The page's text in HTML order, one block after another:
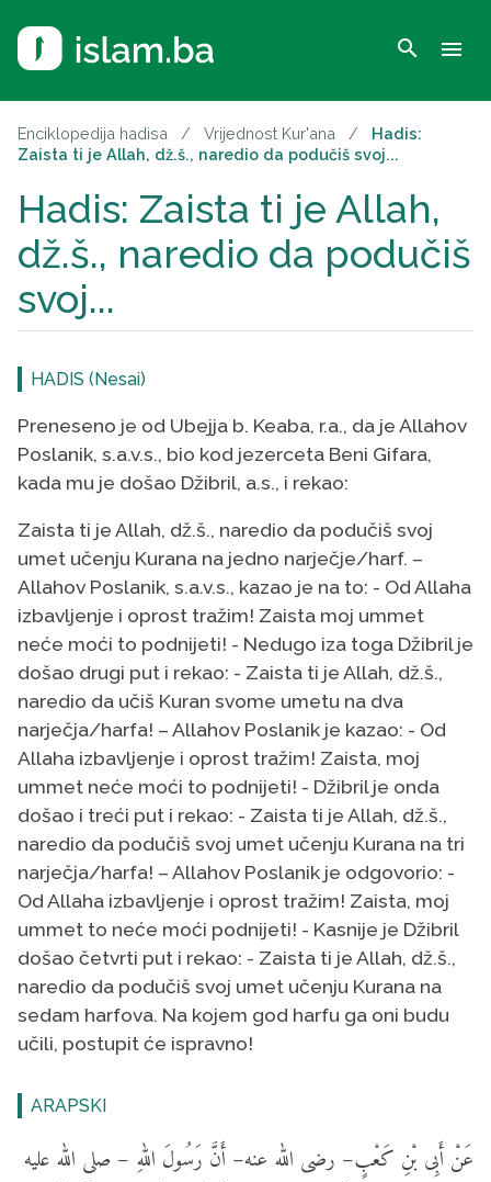
search menu
Enciklopedija hadisa / Vrijednost Kur'ana /
Hadis:
Zaista ti je Allah, dž.š., naredio da podučiš svoj...
Hadis: Zaista ti je Allah,
dž.š., naredio da podučiš
svoj...
HADIS (Nesai)
Preneseno je od Ubejja b. Keaba, r.a., da je Allahov
Poslanik, s.a.v.s., bio kod jezerceta Beni Gifara,
kada mu je došao Džibril, a.s., i rekao:
Zaista ti je Allah, dž.š., naredio da podučiš svoj
umet učenju Kurana na jedno narječje/harf. –
Allahov Poslanik, s.a.v.s., kazao je na to: - Od Allaha
izbavljenje i oprost tražim! Zaista moj ummet
neće moći to podnijeti! - Nedugo iza toga Džibril je
došao drugi put i rekao: - Zaista ti je Allah, dž.š.,
naredio da učiš Kuran svome umetu na dva
narječja/harfa! – Allahov Poslanik je kazao: - Od
Allaha izbavljenje i oprost tražim! Zaista, moj
ummet neće moći to podnijeti! - Džibril je onda
došao i treći put i rekao: - Zaista ti je Allah, dž.š.,
naredio da podučiš svoj umet učenju Kurana na tri
narječja/harfa! – Allahov Poslanik je odgovorio: -
Od Allaha izbavljenje i oprost tražim! Zaista, moj
ummet to neće moći podnijeti! - Kasnije je Džibril
došao četvrti put i rekao: - Zaista ti je Allah, dž.š.,
naredio da podučiš svoj umet učenju Kurana na
sedam harfova. Na kojem god harfu ga oni budu
učili, postupit će ispravno!
ARAPSKI
عَنْ أَبِى بْنِ كَعْبٍ– رضى الله عنه– أَنَّ رَسُولَ اللهِ – صلى الله عليه